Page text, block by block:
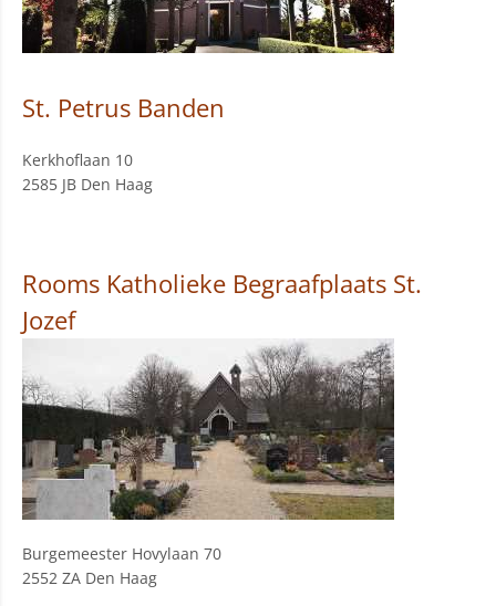
St. Petrus Banden
Kerkhoflaan 10
2585 JB Den Haag
Rooms Katholieke Begraafplaats St.
Jozef
Burgemeester Hovylaan 70
2552 ZA Den Haag